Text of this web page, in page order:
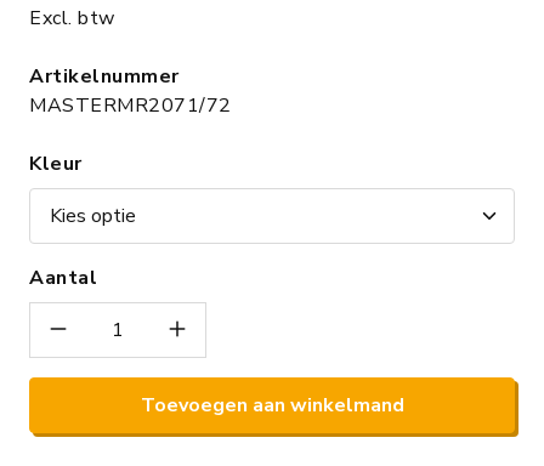
Excl. btw
Artikelnummer
MASTERMR2071/72
Kleur
Aantal
Toevoegen aan winkelmand